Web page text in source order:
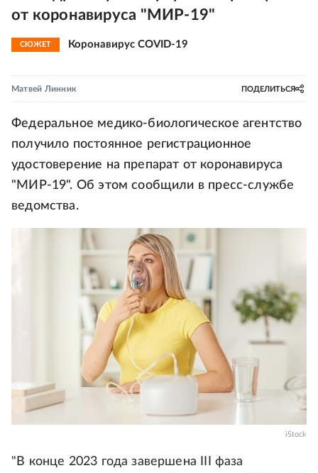
от коронавируса "МИР-19"
СЮЖЕТ Коронавирус COVID-19
Матвей Линник ПОДЕЛИТЬСЯ
Федеральное медико-биологическое агентство
получило постоянное регистрационное
удостоверение на препарат от коронавируса
"МИР-19". Об этом сообщили в пресс-службе
ведомства.
iStock
"В конце 2023 года завершена III фаза